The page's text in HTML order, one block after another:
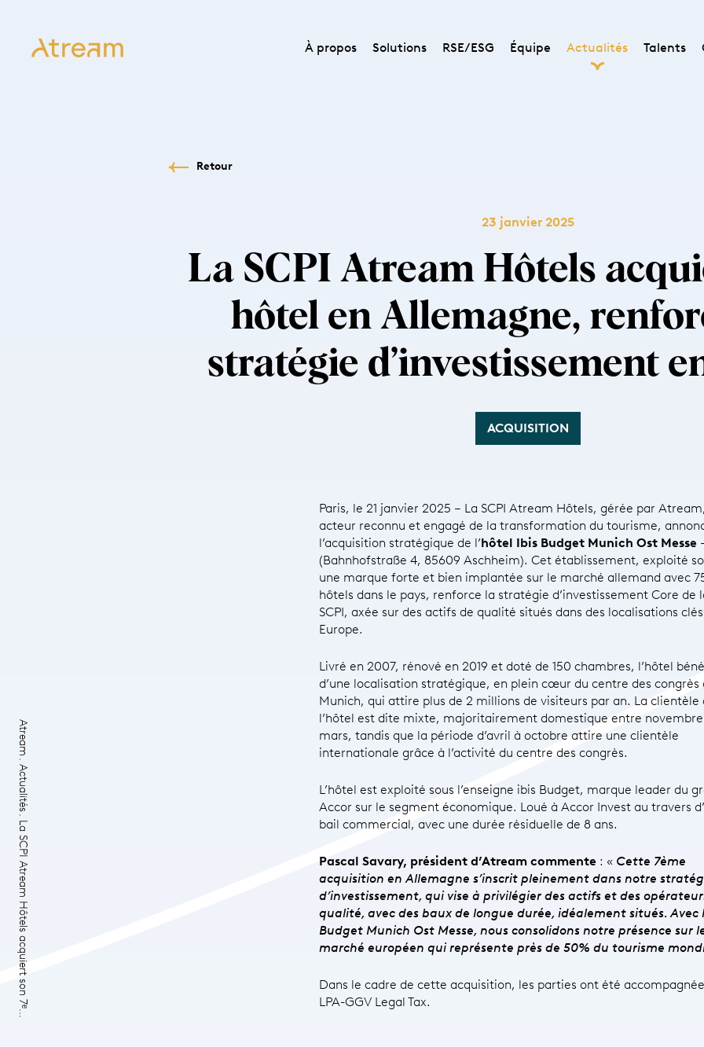
À propos Solutions RSE/ESG Équipe Actualités Talents
Atream
Actualités
La SCPI Atream Hôtels acquiert son 7ᵉ...
Retour
23 janvier 2025
La SCPI Atream Hôtels
hôtel en Allemagne,
stratégie d’investissement
ACQUISITION
Paris, le 21 janvier 2025 – La SCPI Atream Hôtels, gérée par
acteur reconnu et engagé de la transformation du tourisme,
l’acquisition stratégique de l’hôtel Ibis Budget Munich Ost Messe
(Bahnhofstraße 4, 85609 Aschheim). Cet établissement, exploité
une marque forte et bien implantée sur le marché allemand avec
hôtels dans le pays, renforce la stratégie d’investissement Core de
SCPI, axée sur des actifs de qualité situés dans des localisations
Europe.
Livré en 2007, rénové en 2019 et doté de 150 chambres, l’hôtel
d’une localisation stratégique, en plein cœur du centre des congrès
Munich, qui attire plus de 2 millions de visiteurs par an. La clientèle
l’hôtel est dite mixte, majoritairement domestique entre
mars, tandis que la période d’avril à octobre attire une clientèle
internationale grâce à l’activité du centre des congrès.
L’hôtel est exploité sous l’enseigne ibis Budget, marque leader du
Accor sur le segment économique. Loué à Accor Invest au travers
bail commercial, avec une durée résiduelle de 8 ans.
Pascal Savary, président d’Atream commente : « Cette 7ème
acquisition en Allemagne s’inscrit pleinement dans notre
d’investissement, qui vise à privilégier des actifs et des
qualité, avec des baux de longue durée, idéalement situés. Avec
Budget Munich Ost Messe, nous consolidons notre présence sur
marché européen qui représente près de 50% du tourisme
Dans le cadre de cette acquisition, les parties ont été
LPA-GGV Legal Tax.